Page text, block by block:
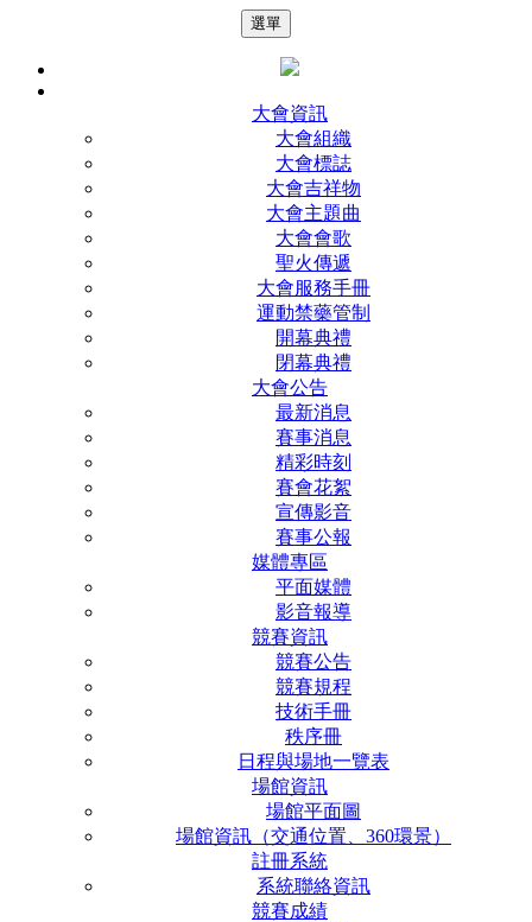
選單
大會資訊
大會組織
大會標誌
大會吉祥物
大會主題曲
大會會歌
聖火傳遞
大會服務手冊
運動禁藥管制
開幕典禮
閉幕典禮
大會公告
最新消息
賽事消息
精彩時刻
賽會花絮
宣傳影音
賽事公報
媒體專區
平面媒體
影音報導
競賽資訊
競賽公告
競賽規程
技術手冊
秩序冊
日程與場地一覽表
場館資訊
場館平面圖
場館資訊（交通位置、360環景）
註冊系統
系統聯絡資訊
競賽成績